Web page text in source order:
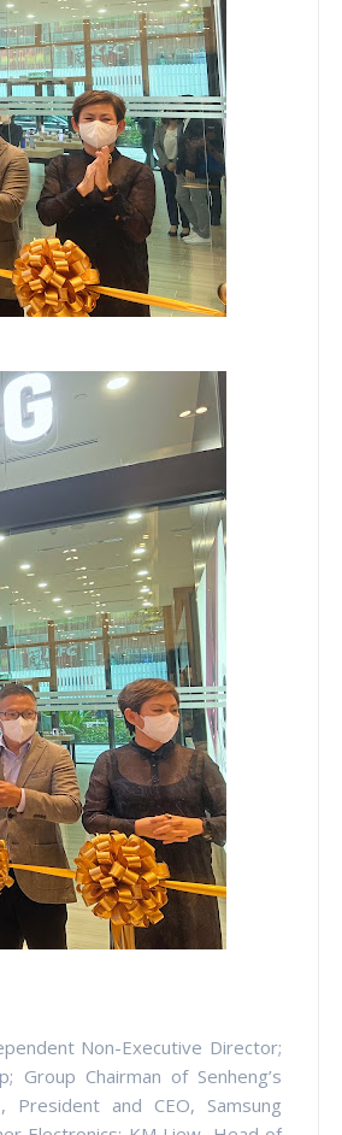
Non-Executive Director;
Group Chairman of Senheng’s
President and CEO, Samsung